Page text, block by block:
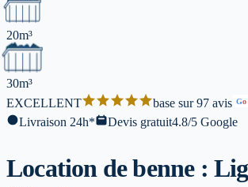
20m³
30m³
EXCELLENT
base sur 97 avis Go
Livraison 24h* Devis gratuit4.8/5 Google
Location de benne :